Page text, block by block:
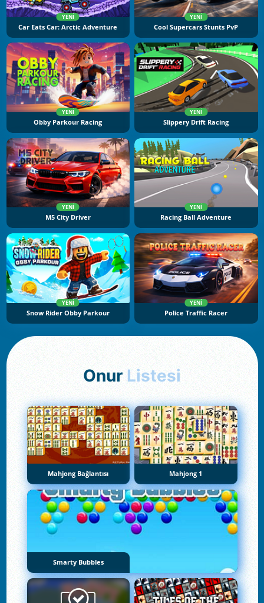
YENI
Car Eats Car: Arctic Adventure
YENI
Cool Supercars Stunts PvP
YENI
Obby Parkour Racing
YENI
Slippery Drift Racing
YENI
M5 City Driver
YENI
Racing Ball Adventure
YENI
Snow Rider Obby Parkour
YENI
Police Traffic Racer
Onur Listesi
Mahjong Bağlantısı Mahjong 1
Smarty Bubbles